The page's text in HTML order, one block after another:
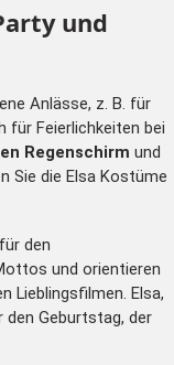
und
Anlässe, z. B. für
für Feierlichkeiten bei
Regenschirm und
Sie die Elsa Kostüme
den
und orientieren
Lieblingsfilmen. Elsa,
den Geburtstag, der